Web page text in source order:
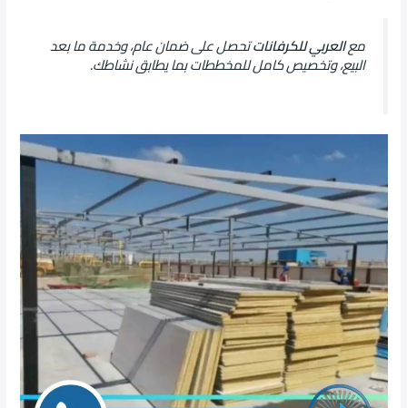
معالعربي للكرفاناتتحصل على ضمان عام، وخدمة ما بعد
البيع، وتخصيص كامل للمخططات بما يطابق نشاطك.